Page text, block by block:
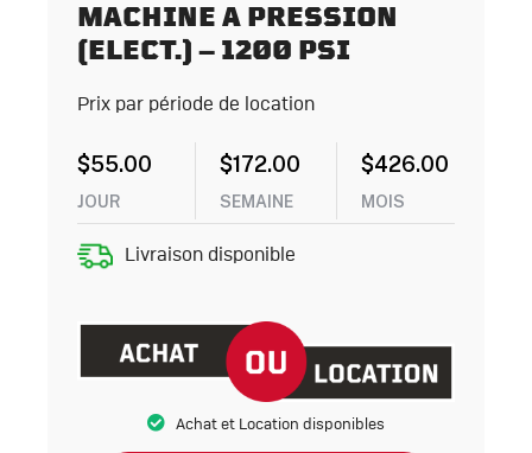
MACHINE A PRESSION
(ELECT.) – 1200 PSI
Prix par période de location
$55.00
JOUR
$172.00
SEMAINE
$426.00
MOIS
Livraison disponible
Achat et Location disponibles